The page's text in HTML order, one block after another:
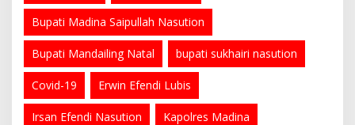
Bupati Madina Saipullah Nasution
Bupati Mandailing Natal bupati sukhairi nasution
Covid-19 Erwin Efendi Lubis
Irsan Efendi Nasution Kapolres Madina